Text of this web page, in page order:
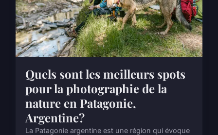
Quels sont les meilleurs spots
pour la photographie de la
nature en Patagonie,
Argentine?
La Patagonie argentine est une région qui évoque